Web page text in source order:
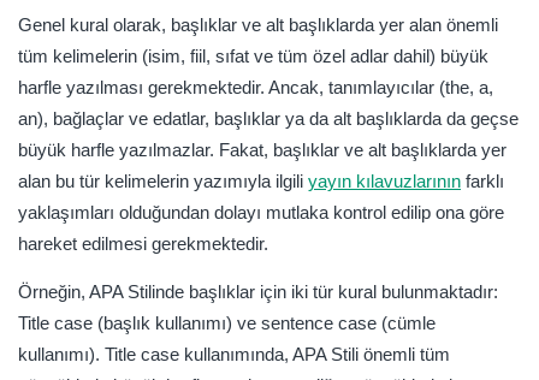
Genel kural olarak, başlıklar ve alt başlıklarda yer alan önemli
tüm kelimelerin (isim, fiil, sıfat ve tüm özel adlar dahil) büyük
harfle yazılması gerekmektedir. Ancak, tanımlayıcılar (the, a,
an), bağlaçlar ve edatlar, başlıklar ya da alt başlıklarda da geçse
büyük harfle yazılmazlar. Fakat, başlıklar ve alt başlıklarda yer
alan bu tür kelimelerin yazımıyla ilgili yayın kılavuzlarının farklı
yaklaşımları olduğundan dolayı mutlaka kontrol edilip ona göre
hareket edilmesi gerekmektedir.
Örneğin, APA Stilinde başlıklar için iki tür kural bulunmaktadır:
Title case (başlık kullanımı) ve sentence case (cümle
kullanımı). Title case kullanımında, APA Stili önemli tüm